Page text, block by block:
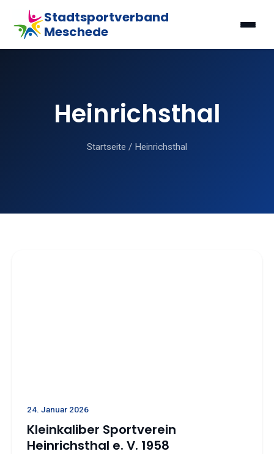
Stadtsportverband
Meschede
Heinrichsthal
Startseite / Heinrichsthal
24. Januar 2026
Kleinkaliber Sportverein
Heinrichsthal e. V. 1958